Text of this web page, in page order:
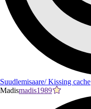
Suudlemisaare/ Kissing cache
Madismadis1989